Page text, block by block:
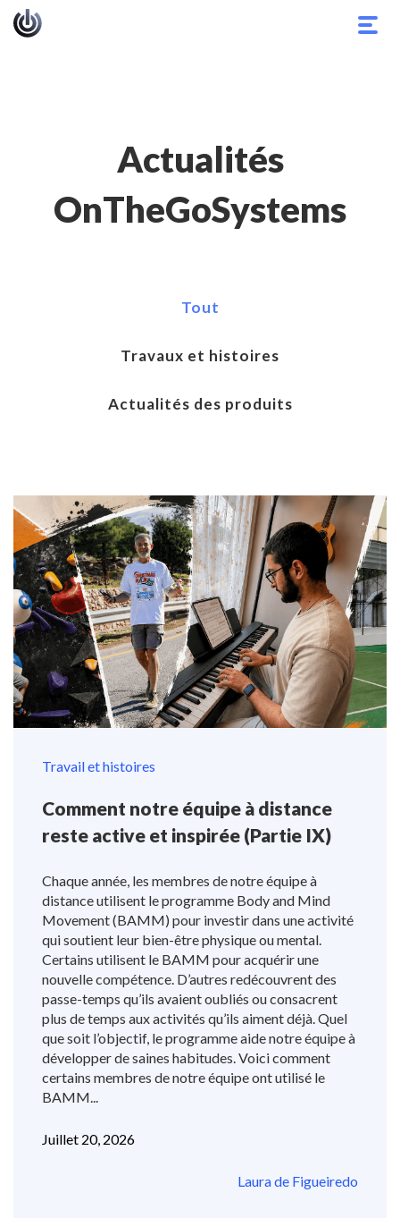
Actualités
OnTheGoSystems
Tout
Travaux et histoires
Actualités des produits
Travail et histoires
Comment notre équipe à distance
reste active et inspirée (Partie IX)
Chaque année, les membres de notre équipe à
distance utilisent le programme Body and Mind
Movement (BAMM) pour investir dans une activité
qui soutient leur bien-être physique ou mental.
Certains utilisent le BAMM pour acquérir une
nouvelle compétence. D’autres redécouvrent des
passe-temps qu’ils avaient oubliés ou consacrent
plus de temps aux activités qu’ils aiment déjà. Quel
que soit l’objectif, le programme aide notre équipe à
développer de saines habitudes. Voici comment
certains membres de notre équipe ont utilisé le
BAMM...
Juillet 20, 2026
Laura de Figueiredo